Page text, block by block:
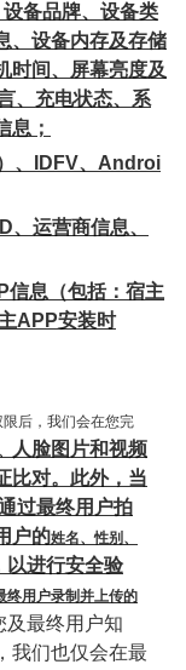
设备品牌、设备类
、设备内存及存储
时间、屏幕亮度及
、充电状态、系
息；
、IDFV、Androi
、 运营商信息、
信息（包括：宿主
APP安装时
后，我们会在您完
人脸图片和视频
比对。此外，当
过最终用户拍
户的姓名、性别、
以进行安全验
终用户录制并上传的
及最终用户知
我们也仅会在最